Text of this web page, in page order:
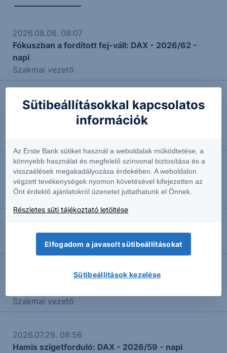
2026.08.06. 08:07
Fókuszban a fordított fej-váll: DAX - 2026/62 -
napi
Szakmai vezető
2026.08.05. 12:03
Ez nagyon erős lett! (Új csúcsok a vezető
2026.08.04. 08:31
Újra a csúcson: DAX - 2026/61 - napi
Szakmai vezető
2026.07.31. 14:40
DAX: Leszédült a csúcsról
2026.07.30. 08:19
Szakmai vezető
2026.07.28. 08:56
Hamis szigetforduló: DAX - 2026/59 - napi
Sütibeállításokkal kapcsolatos
információk
Az Erste Bank sütiket használ a weboldalak működtetése, a
könnyebb használat és megfelelő színvonal biztosítása és a
visszaélések megakadályozása érdekében. A weboldalon
végzett tevékenységek nyomon követésével kifejezetten az
Önt érdeklő ajánlatokról üzenetet juttathatunk el Önnek.
Részletes süti tájékoztató letöltése
Elfogadom a javasolt sütibeállításokat
Sütibeállítások kezelése